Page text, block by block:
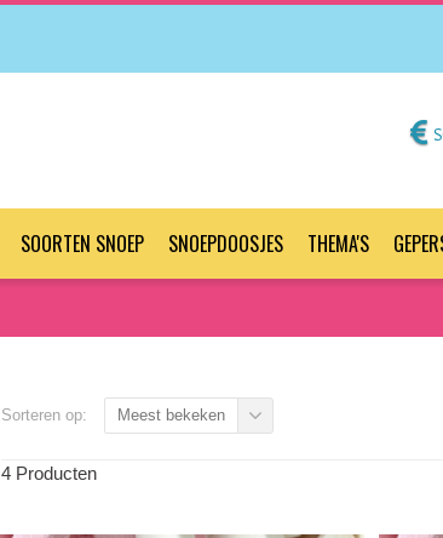
SOORTEN SNOEP SNOEPDOOSJES THEMA'S
Sorteren op: Meest bekeken
4 Producten